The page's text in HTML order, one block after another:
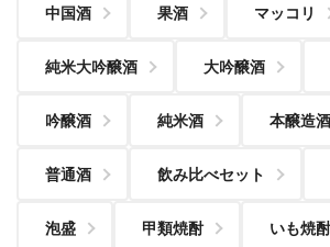
中国酒 果酒 マッコリ
純米大吟醸酒 大吟醸酒
吟醸酒 純米酒 本醸造酒
普通酒 飲み比べセット
泡盛 甲類焼酎 いも焼酎